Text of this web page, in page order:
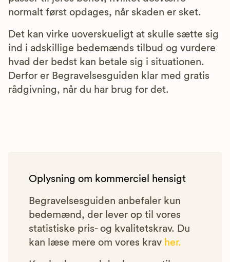
normalt først opdages, når skaden er sket.
Det kan virke uoverskueligt at skulle sætte sig
ind i adskillige bedemænds tilbud og vurdere
hvad der bedst kan betale sig i situationen.
Derfor er Begravelsesguiden klar med gratis
rådgivning, når du har brug for det.
Oplysning om kommerciel hensigt
Begravelsesguiden anbefaler kun
bedemænd, der lever op til vores
statistiske pris- og kvalitetskrav. Du
kan læse mere om vores krav her.